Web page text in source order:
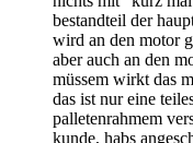
bestandteil der
wird an den motor
aber auch an den
müssem wirkt das
das ist nur eine
palletenrahmem
kunde, habs